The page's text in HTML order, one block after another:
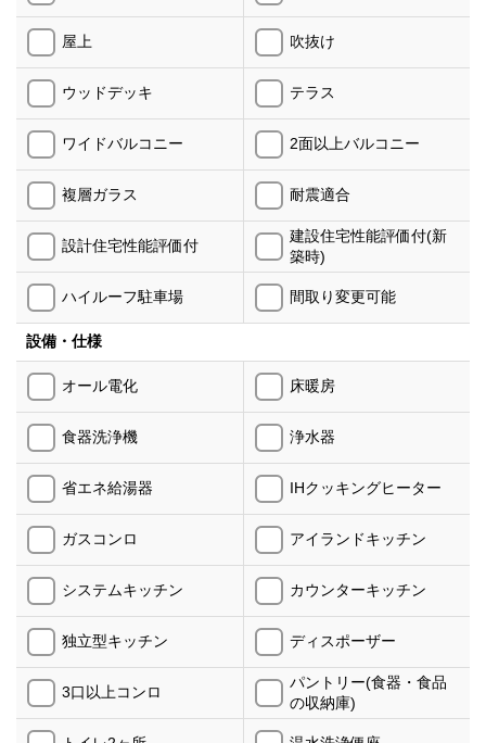
屋上 吹抜け
ウッドデッキ テラス
ワイドバルコニー 2面以上バルコニー
複層ガラス 耐震適合
設計住宅性能評価付
建設住宅性能評価付(新
築時)
ハイルーフ駐車場 間取り変更可能
設備・仕様
オール電化 床暖房
食器洗浄機 浄水器
省エネ給湯器 IHクッキングヒーター
ガスコンロ アイランドキッチン
システムキッチン カウンターキッチン
独立型キッチン ディスポーザー
3口以上コンロ
パントリー(食器・食品
の収納庫)